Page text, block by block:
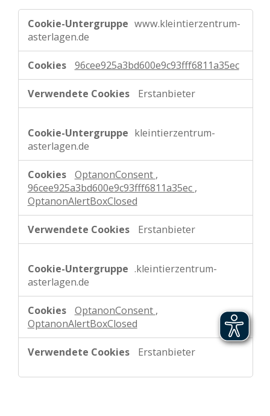
notwendige
Cookies
www.kleintierzentrum-
asterlagen.de
96cee925a3bd600e9c93fff6811a35ec
Erstanbieter
kleintierzentrum-
asterlagen.de
OptanonConsent ,
96cee925a3bd600e9c93fff6811a35ec ,
OptanonAlertBoxClosed
Erstanbieter
.kleintierzentrum-
asterlagen.de
OptanonConsent ,
OptanonAlertBoxClosed
Erstanbieter